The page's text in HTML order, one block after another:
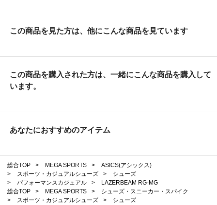
この商品を見た方は、他にこんな商品を見ています
この商品を購入された方は、一緒にこんな商品を購入して
います。
あなたにおすすめのアイテム
総合TOP > MEGA SPORTS >
ASICS(アシックス)
>
スポーツ・カジュアルシューズ >
シューズ
>
パフォーマンスカジュアル >
LAZERBEAM RG-MG
総合TOP
> MEGA SPORTS >
シューズ・スニーカー・スパイク
>
スポーツ・カジュアルシューズ >
シューズ